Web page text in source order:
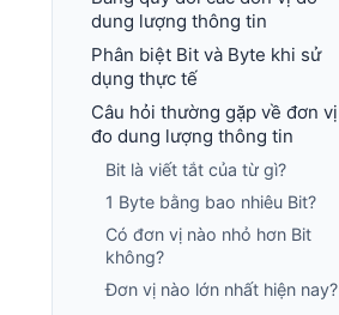
dung lượng thông tin
Phân biệt Bit và Byte khi sử
dụng thực tế
Câu hỏi thường gặp về đơn vị
đo dung lượng thông tin
Bit là viết tắt của từ gì?
1 Byte bằng bao nhiêu Bit?
Có đơn vị nào nhỏ hơn Bit
không?
Đơn vị nào lớn nhất hiện nay?